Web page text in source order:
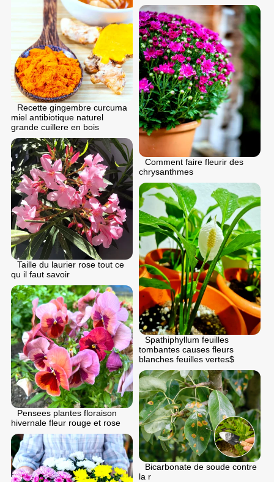
Recette gingembre curcuma
miel antibiotique naturel
grande cuillere en bois
Comment faire fleurir des
chrysanthmes
Taille du laurier rose tout ce
qu il faut savoir
Spathiphyllum feuilles
tombantes causes fleurs
blanches feuilles vertes$
Pensees plantes floraison
hivernale fleur rouge et rose
Bicarbonate de soude contre
la r